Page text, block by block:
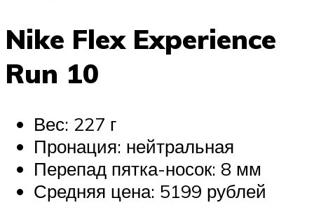
Nike Flex Experience
Run 10
Вес: 227 г
Пронация: нейтральная
Перепад пятка-носок: 8 мм
Средняя цена: 5199 рублей